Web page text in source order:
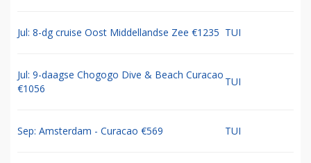
Jul: 8-dg cruise Oost Middellandse Zee €1235 TUI
Jul: 9-daagse Chogogo Dive & Beach Curacao
€1056
TUI
Sep: Amsterdam - Curacao €569 TUI